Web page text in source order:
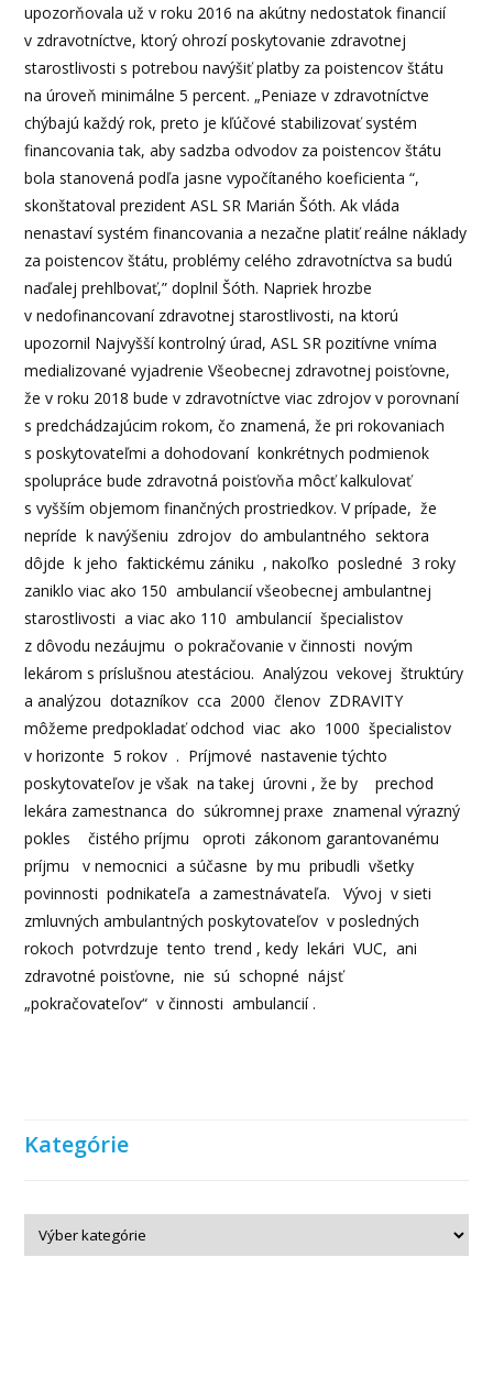
upozorňovala už v roku 2016 na akútny nedostatok financií
v zdravotníctve, ktorý ohrozí poskytovanie zdravotnej
starostlivosti s potrebou navýšiť platby za poistencov štátu
na úroveň minimálne 5 percent. „Peniaze v zdravotníctve
chýbajú každý rok, preto je kľúčové stabilizovať systém
financovania tak, aby sadzba odvodov za poistencov štátu
bola stanovená podľa jasne vypočítaného koeficienta “,
skonštatoval prezident ASL SR Marián Šóth. Ak vláda
nenastaví systém financovania a nezačne platiť reálne náklady
za poistencov štátu, problémy celého zdravotníctva sa budú
naďalej prehlbovať,” doplnil Šóth. Napriek hrozbe
v nedofinancovaní zdravotnej starostlivosti, na ktorú
upozornil Najvyšší kontrolný úrad, ASL SR pozitívne vníma
medializované vyjadrenie Všeobecnej zdravotnej poisťovne,
že v roku 2018 bude v zdravotníctve viac zdrojov v porovnaní
s predchádzajúcim rokom, čo znamená, že pri rokovaniach
s poskytovateľmi a dohodovaní konkrétnych podmienok
spolupráce bude zdravotná poisťovňa môcť kalkulovať
s vyšším objemom finančných prostriedkov. V prípade, že
nepríde k navýšeniu zdrojov do ambulantného sektora
dôjde k jeho faktickému zániku , nakoľko posledné 3 roky
zaniklo viac ako 150 ambulancií všeobecnej ambulantnej
starostlivosti a viac ako 110 ambulancií špecialistov
z dôvodu nezáujmu o pokračovanie v činnosti novým
lekárom s príslušnou atestáciou. Analýzou vekovej štruktúry
a analýzou dotazníkov cca 2000 členov ZDRAVITY
môžeme predpokladať odchod viac ako 1000 špecialistov
v horizonte 5 rokov . Príjmové nastavenie týchto
poskytovateľov je však na takej úrovni , že by prechod
lekára zamestnanca do súkromnej praxe znamenal výrazný
pokles čistého príjmu oproti zákonom garantovanému
príjmu v nemocnici a súčasne by mu pribudli všetky
povinnosti podnikateľa a zamestnávateľa. Vývoj v sieti
zmluvných ambulantných poskytovateľov v posledných
rokoch potvrdzuje tento trend , kedy lekári VUC, ani
zdravotné poisťovne, nie sú schopné nájsť
„pokračovateľov“ v činnosti ambulancií .
Kategórie